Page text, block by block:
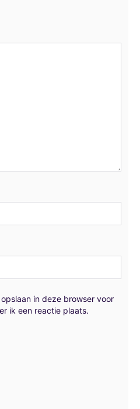
in deze browser voor
ik een reactie plaats.